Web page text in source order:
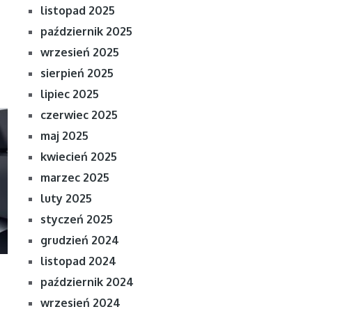
listopad 2025
październik 2025
wrzesień 2025
sierpień 2025
lipiec 2025
czerwiec 2025
maj 2025
kwiecień 2025
marzec 2025
luty 2025
styczeń 2025
grudzień 2024
listopad 2024
październik 2024
wrzesień 2024